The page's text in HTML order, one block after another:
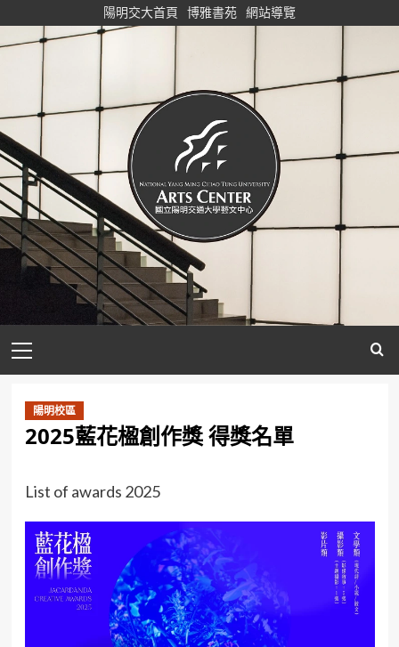
content
陽明交大首頁 博雅書苑 網站導覽
Menu
陽明校區
2025藍花楹創作獎 得獎名單
List of awards 2025